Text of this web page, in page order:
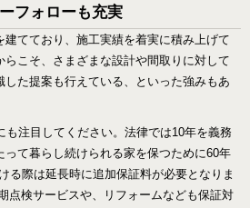
フォローも充実
建てており、施工実績を着実に積み上げて
こそ、さまざまな設計や間取りに対して
した提案も行えている、といった強みもあ
も注目してください。法律では10年を義務
て暮らし続けられる家を保つために60年
る際は延長時に追加保証料が必要となりま
点検サービスや、リフォームなども保証対